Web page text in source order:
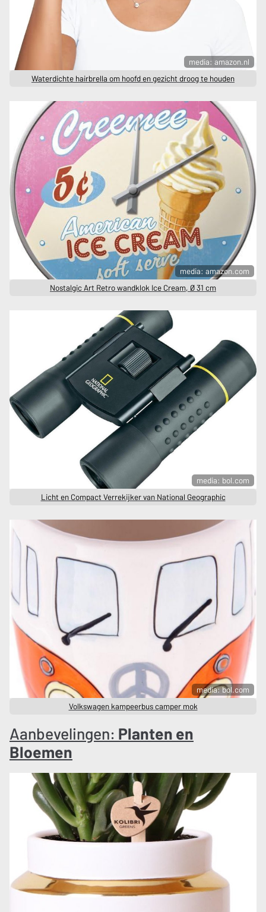
media: amazon.nl
Waterdichte hairbrella om hoofd en gezicht droog te houden
media: amazon.com
Nostalgic Art Retro wandklok Ice Cream, Ø 31 cm
media: bol.com
Licht en Compact Verrekijker van National Geographic
media: bol.com
Volkswagen kampeerbus camper mok
Aanbevelingen: Planten en
Bloemen